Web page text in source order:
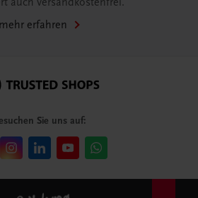
mehr erfahren
Sie uns auf: